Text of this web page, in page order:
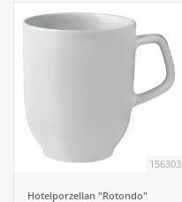
156303
Hotelporzellan "Rotondo"